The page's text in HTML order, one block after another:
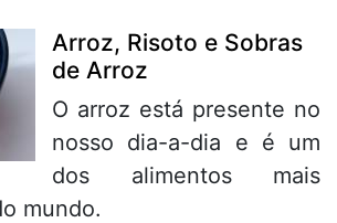
Arroz, Risoto e Sobras
de Arroz
O arroz está presente no
nosso dia-a-dia e é um
dos alimentos mais
mundo.